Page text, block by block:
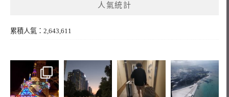
人氣統計
累積人氣：2,643,611